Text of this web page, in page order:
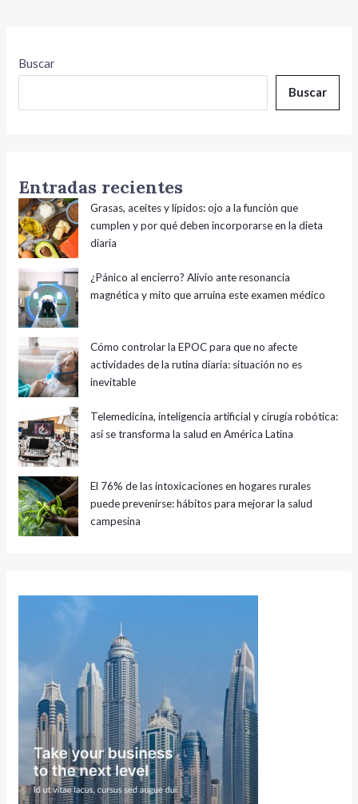
Buscar
Buscar
Entradas recientes
Grasas, aceites y lípidos: ojo a la función que
cumplen y por qué deben incorporarse en la dieta
diaria
¿Pánico al encierro? Alivio ante resonancia
magnética y mito que arruina este examen médico
Cómo controlar la EPOC para que no afecte
actividades de la rutina diaria: situación no es
inevitable
Telemedicina, inteligencia artificial y cirugía robótica:
así se transforma la salud en América Latina
El 76% de las intoxicaciones en hogares rurales
puede prevenirse: hábitos para mejorar la salud
campesina